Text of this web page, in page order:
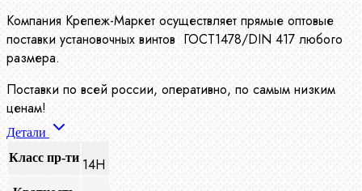
Компания Крепеж-Маркет осуществляет прямые оптовые
поставки установочных винтов ГОСТ1478/DIN 417 любого
размера.
Поставки по всей россии, оперативно, по самым низким
ценам!
Детали
Класс пр-ти 14Н